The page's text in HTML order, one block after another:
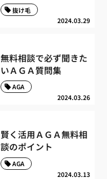
2024.03.29
抜け毛
無料相談で必ず聞きた
いＡＧＡ質問集
2024.03.26
AGA
賢く活用ＡＧＡ無料相
談のポイント
2024.03.13
AGA